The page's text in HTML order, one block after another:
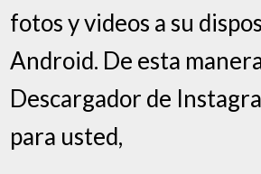
fotos y videos a su
Android. De esta
Descargador de
para usted,